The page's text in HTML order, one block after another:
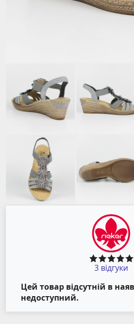
3 відгуки
Цей товар відсутній в
недоступний.